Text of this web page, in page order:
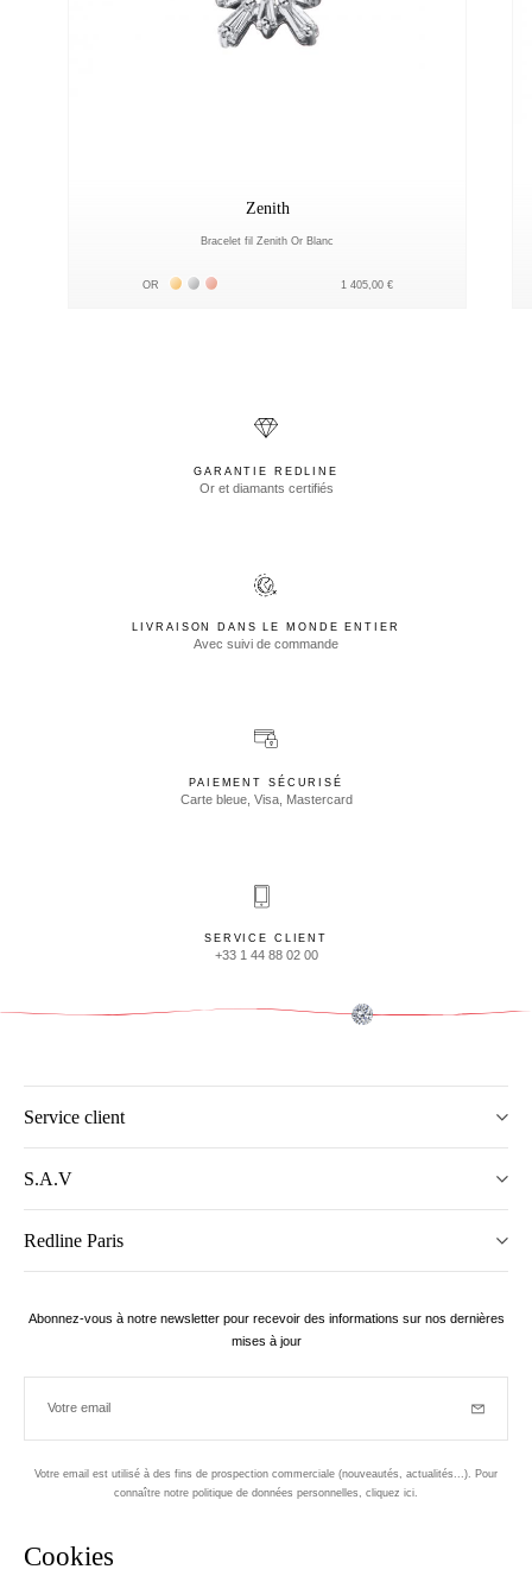
Cookies
Zenith
Bracelet fil Zenith Or Blanc
OR Жёлтое золото 18К
Белое золото 18К
Розовое золото 18К 1 405,00 €
GARANTIE REDLINE
Or et diamants certifiés
LIVRAISON DANS LE MONDE ENTIER
Avec suivi de commande
PAIEMENT SÉCURISÉ
Carte bleue, Visa, Mastercard
SERVICE CLIENT
+33 1 44 88 02 00
Service client
S.A.V
Redline Paris
Abonnez-vous à notre newsletter pour recevoir des informations sur nos dernières
mises à jour
Votre email
Votre email est utilisé à des fins de prospection commerciale (nouveautés, actualités...). Pour
connaître notre politique de données personnelles, cliquez ici